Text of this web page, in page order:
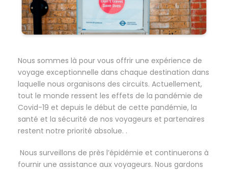
Nous sommes là pour vous offrir une expérience de
voyage exceptionnelle dans chaque destination dans
laquelle nous organisons des circuits. Actuellement,
tout le monde ressent les effets de la pandémie de
Covid-19 et depuis le début de cette pandémie, la
santé et la sécurité de nos voyageurs et partenaires
restent notre priorité absolue. .
Nous surveillons de près l’épidémie et continuerons à
fournir une assistance aux voyageurs. Nous gardons